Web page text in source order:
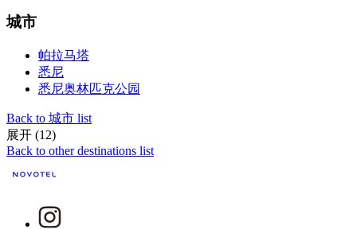
城市
帕拉马塔
悉尼
悉尼奥林匹克公园
Back to 城市 list
展开 (12)
Back to other destinations list